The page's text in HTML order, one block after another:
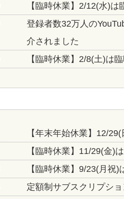
【臨時休業】2/12(水)
登録者数32万人の
介されました
【臨時休業】2/8(土)は
【年末年始休業】12/
【臨時休業】11/29(金)
【臨時休業】9/23(月祝
定額制サブスクリプショ